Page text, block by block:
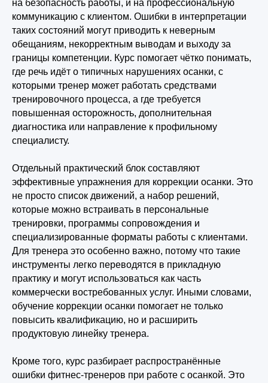
на безопасность работы, и на профессиональную
коммуникацию с клиентом. Ошибки в интерпретации
таких состояний могут приводить к неверным
обещаниям, некорректным выводам и выходу за
границы компетенции. Курс помогает чётко понимать,
где речь идёт о типичных нарушениях осанки, с
которыми тренер может работать средствами
тренировочного процесса, а где требуется
повышенная осторожность, дополнительная
диагностика или направление к профильному
специалисту.
Отдельный практический блок составляют
эффективные упражнения для коррекции осанки. Это
не просто список движений, а набор решений,
которые можно встраивать в персональные
тренировки, программы сопровождения и
специализированные форматы работы с клиентами.
Для тренера это особенно важно, потому что такие
инструменты легко переводятся в прикладную
практику и могут использоваться как часть
коммерчески востребованных услуг. Иными словами,
обучение коррекции осанки помогает не только
повысить квалификацию, но и расширить
продуктовую линейку тренера.
Кроме того, курс разбирает распространённые
ошибки фитнес-тренеров при работе с осанкой. Это